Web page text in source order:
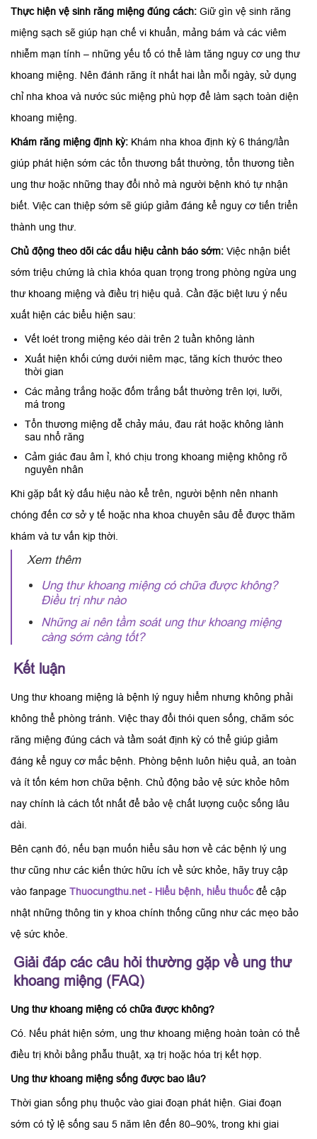
Thực hiện vệ sinh răng miệng đúng cách: Giữ gìn vệ sinh răng
miệng sạch sẽ giúp hạn chế vi khuẩn, mảng bám và các viêm
nhiễm mạn tính – những yếu tố có thể làm tăng nguy cơ ung thư
khoang miệng. Nên đánh răng ít nhất hai lần mỗi ngày, sử dụng
chỉ nha khoa và nước súc miệng phù hợp để làm sạch toàn diện
khoang miệng.
Khám răng miệng định kỳ: Khám nha khoa định kỳ 6 tháng/lần
giúp phát hiện sớm các tổn thương bất thường, tổn thương tiền
ung thư hoặc những thay đổi nhỏ mà người bệnh khó tự nhận
biết. Việc can thiệp sớm sẽ giúp giảm đáng kể nguy cơ tiến triển
thành ung thư.
Chủ động theo dõi các dấu hiệu cảnh báo sớm: Việc nhận biết
sớm triệu chứng là chìa khóa quan trọng trong phòng ngừa ung
thư khoang miệng và điều trị hiệu quả. Cần đặc biệt lưu ý nếu
xuất hiện các biểu hiện sau:
Vết loét trong miệng kéo dài trên 2 tuần không lành
Xuất hiện khối cứng dưới niêm mạc, tăng kích thước theo
thời gian
Các mảng trắng hoặc đốm trắng bất thường trên lợi, lưỡi,
má trong
Tổn thương miệng dễ chảy máu, đau rát hoặc không lành
sau nhổ răng
Cảm giác đau âm ỉ, khó chịu trong khoang miệng không rõ
nguyên nhân
Khi gặp bất kỳ dấu hiệu nào kể trên, người bệnh nên nhanh
chóng đến cơ sở y tế hoặc nha khoa chuyên sâu để được thăm
khám và tư vấn kịp thời.
Xem thêm
Ung thư khoang miệng có chữa được không?
Điều trị như nào
Những ai nên tầm soát ung thư khoang miệng
càng sớm càng tốt?
Kết luận
Ung thư khoang miệng là bệnh lý nguy hiểm nhưng không phải
không thể phòng tránh. Việc thay đổi thói quen sống, chăm sóc
răng miệng đúng cách và tầm soát định kỳ có thể giúp giảm
đáng kể nguy cơ mắc bệnh. Phòng bệnh luôn hiệu quả, an toàn
và ít tốn kém hơn chữa bệnh. Chủ động bảo vệ sức khỏe hôm
nay chính là cách tốt nhất để bảo vệ chất lượng cuộc sống lâu
dài.
Bên cạnh đó, nếu bạn muốn hiểu sâu hơn về các bệnh lý ung
thư cũng như các kiến thức hữu ích về sức khỏe, hãy truy cập
vào fanpage Thuocungthu.net - Hiểu bệnh, hiểu thuốcđể cập
nhật những thông tin y khoa chính thống cũng như các mẹo bảo
vệ sức khỏe.
Giải đáp các câu hỏi thường gặp về ung thư
khoang miệng (FAQ)
Ung thư khoang miệng có chữa được không?
Có. Nếu phát hiện sớm, ung thư khoang miệng hoàn toàn có thể
điều trị khỏi bằng phẫu thuật, xạ trị hoặc hóa trị kết hợp.
Ung thư khoang miệng sống được bao lâu?
Thời gian sống phụ thuộc vào giai đoạn phát hiện. Giai đoạn
sớm có tỷ lệ sống sau 5 năm lên đến 80–90%, trong khi giai